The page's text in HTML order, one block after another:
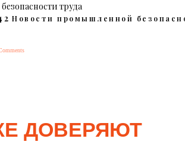
труда
Новости промышленной
ДОВЕРЯЮТ